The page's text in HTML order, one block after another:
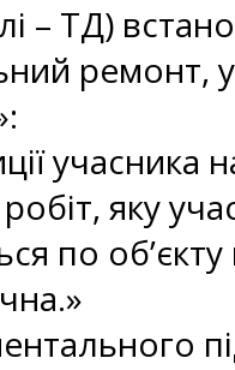
– ТД)
учасника
яку
по об’єкту